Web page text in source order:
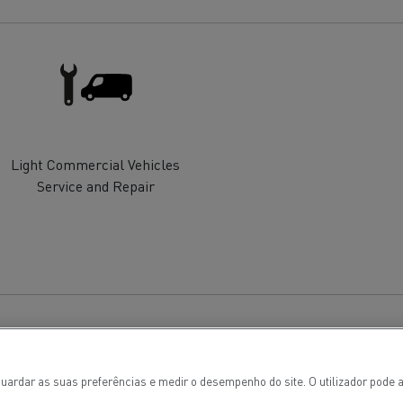
D Wide
a revolução do camião
Light Commercial Vehicles
Service and Repair
as suas preferências e medir o desempenho do site. O utilizador